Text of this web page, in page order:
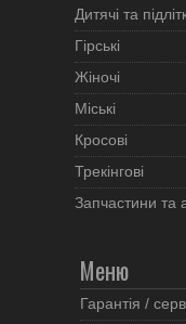
Дитячі та
Гірські
Жіночі
Міські
Кросові
Трекінгові
Запчастини та
Меню
Гарантія /